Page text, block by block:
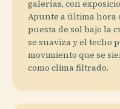
galerías, con
Apunte a última hora
puesta de sol bajo la
se suaviza y el techo
movimiento que se
como clima filtrado.